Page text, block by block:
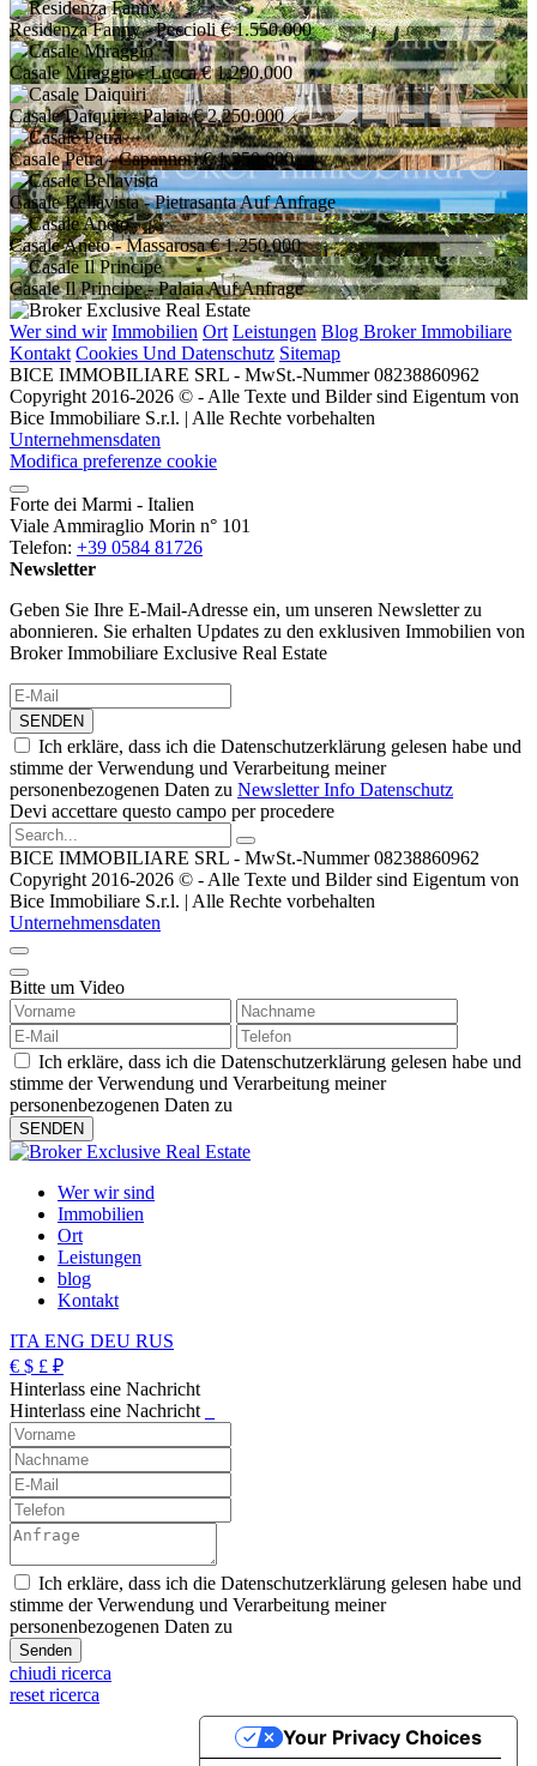
Residenza Fanny- Peccioli € 1.550.000
Casale Miraggio- Lucca € 1.290.000
Casale Daiquiri- Palaia € 2.250.000
Casale Petra- Capannori € 1.350.000
Casale Bellavista- PietrasantaAuf Anfrage
Casale Aneto- Massarosa € 1.250.000
Casale Il Principe- PalaiaAuf Anfrage
Wer sind wir Immobilien Ort Leistungen Blog Broker Immobiliare
Kontakt Cookies Und Datenschutz Sitemap
BICE IMMOBILIARE SRL - MwSt.-Nummer 08238860962
Copyright 2016-2026 © - Alle Texte und Bilder sind Eigentum von
Bice Immobiliare S.r.l. | Alle Rechte vorbehalten
Unternehmensdaten
Modifica preferenze cookie
Forte dei Marmi - Italien
Viale Ammiraglio Morin n° 101
Telefon: +39 0584 81726
Newsletter
Geben Sie Ihre E-Mail-Adresse ein, um unseren Newsletter zu
abonnieren. Sie erhalten Updates zu den exklusiven Immobilien von
Broker Immobiliare Exclusive Real Estate
SENDEN
Ich erkläre, dass ich die Datenschutzerklärung gelesen habe und
stimme der Verwendung und Verarbeitung meiner
personenbezogenen Daten zu Newsletter Info Datenschutz
Devi accettare questo campo per procedere
BICE IMMOBILIARE SRL - MwSt.-Nummer 08238860962
Copyright 2016-2026 © - Alle Texte und Bilder sind Eigentum von
Bice Immobiliare S.r.l. | Alle Rechte vorbehalten
Unternehmensdaten
Bitte um Video
Ich erkläre, dass ich die Datenschutzerklärung gelesen habe und
stimme der Verwendung und Verarbeitung meiner
personenbezogenen Daten zu
Wer wir sind
Immobilien
Ort
Leistungen
blog
Kontakt
ITA ENG DEU RUS
€ $ £ ₽
Hinterlass eine Nachricht
Hinterlass eine Nachricht
Ich erkläre, dass ich die Datenschutzerklärung gelesen habe und
stimme der Verwendung und Verarbeitung meiner
personenbezogenen Daten zu
chiudi ricerca
reset ricerca
Your Privacy Choices